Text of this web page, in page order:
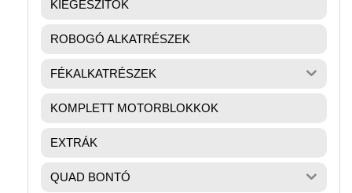
KIEGÉSZÍTŐK
ROBOGÓ ALKATRÉSZEK
FÉKALKATRÉSZEK
KOMPLETT MOTORBLOKKOK
EXTRÁK
QUAD BONTÓ